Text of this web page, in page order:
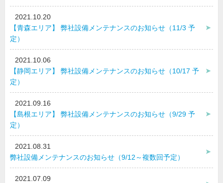
2021.10.20
【青森エリア】 弊社設備メンテナンスのお知らせ（11/3 予
定）
2021.10.06
【静岡エリア】 弊社設備メンテナンスのお知らせ（10/17 予
定）
2021.09.16
【島根エリア】 弊社設備メンテナンスのお知らせ（9/29 予
定）
2021.08.31
弊社設備メンテナンスのお知らせ（9/12～複数回予定）
2021.07.09